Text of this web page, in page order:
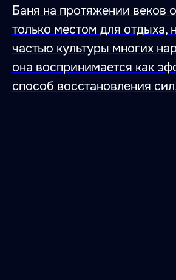
Баня на протяжении веков
только местом для отдыха,
частью культуры многих
она воспринимается как
способ восстановления